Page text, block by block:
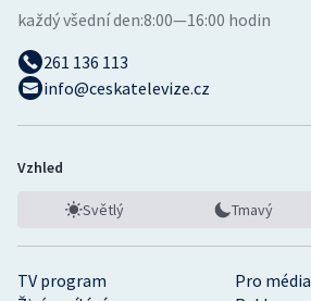
TV program
Pro média
každý všední den:8:00—16:00 hodin
261 136 113
info@ceskatelevize.cz
Vzhled
Světlý Tmavý